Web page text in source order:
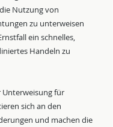
Nutzung von
zu unterweisen
ein schnelles,
Handeln zu
Unterweisung für
sich an den
und machen die